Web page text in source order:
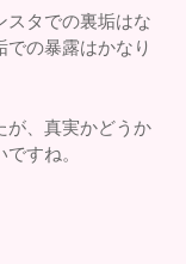
スタでの裏垢はな
の暴露はかなり
が、真実かどうか
すね。